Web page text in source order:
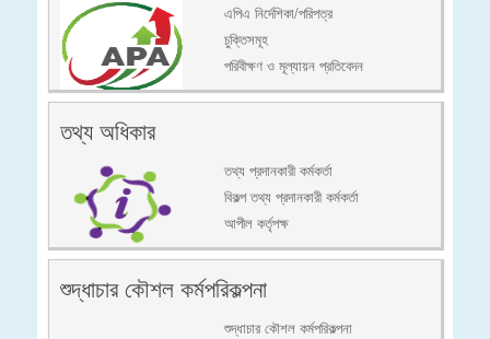
এপিএ নির্দেশিকা/পরিপত্র
চুক্তিসমূহ
পরিবীক্ষণ ও মূল্যায়ন প্রতিবেদন
তথ্য অধিকার
তথ্য প্রদানকারী কর্মকর্তা
বিকল্প তথ্য প্রদানকারী কর্মকর্তা
আপীল কর্তৃপক্ষ
শুদ্ধাচার কৌশল কর্মপরিকল্পনা
শুদ্ধাচার কৌশল কর্মপরিকল্পনা